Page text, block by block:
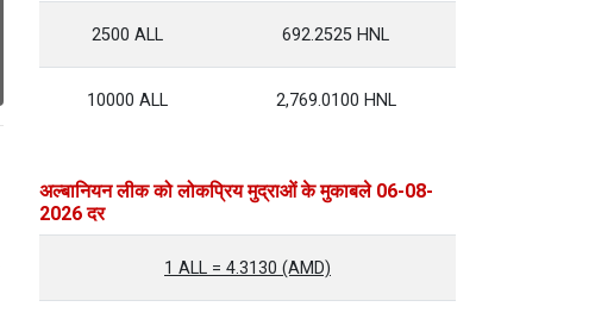
2500 ALL 692.2525 HNL
10000 ALL 2,769.0100 HNL
अल्बानियन लीक को लोकप्रिय मुद्राओं के मुकाबले 06-08-
2026 दर
1 ALL = 4.3130 (AMD)